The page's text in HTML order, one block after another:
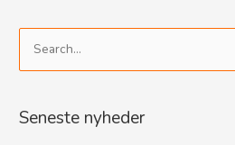
ø
e
Seneste nyheder